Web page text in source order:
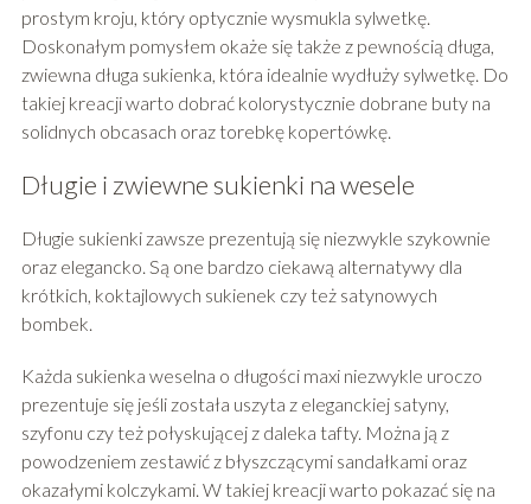
prostym kroju, który optycznie wysmukla sylwetkę.
Doskonałym pomysłem okaże się także z pewnością długa,
zwiewna długa sukienka, która idealnie wydłuży sylwetkę. Do
takiej kreacji warto dobrać kolorystycznie dobrane buty na
solidnych obcasach oraz torebkę kopertówkę.
Długie i zwiewne sukienki na wesele
Długie sukienki zawsze prezentują się niezwykle szykownie
oraz elegancko. Są one bardzo ciekawą alternatywy dla
krótkich, koktajlowych sukienek czy też satynowych
bombek.
Każda sukienka weselna o długości maxi niezwykle uroczo
prezentuje się jeśli została uszyta z eleganckiej satyny,
szyfonu czy też połyskującej z daleka tafty. Można ją z
powodzeniem zestawić z błyszczącymi sandałkami oraz
okazałymi kolczykami. W takiej kreacji warto pokazać się na